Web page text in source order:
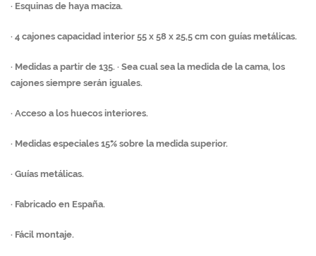
· Esquinas de haya maciza.
· 4 cajones capacidad interior 55 x 58 x 25,5 cm con guías metálicas.
· Medidas a partir de 135. · Sea cual sea la medida de la cama, los
cajones siempre serán iguales.
· Acceso a los huecos interiores.
· Medidas especiales 15% sobre la medida superior.
· Guías metálicas.
· Fabricado en España.
· Fácil montaje.